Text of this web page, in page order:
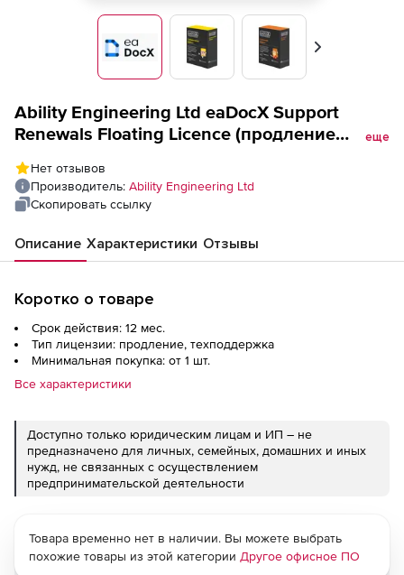
Вперед
Ability Engineering Ltd eaDocX Support
Renewals Floating Licence (продление
renewals (12 месяцев техподдержки)
еще
Нет отзывов
Производитель: Ability Engineering Ltd
Скопировать ссылку
Описание Характеристики Отзывы
Коротко о товаре
Срок действия: 12 мес.
Тип лицензии: продление, техподдержка
Минимальная покупка: от 1 шт.
Все характеристики
Доступно только юридическим лицам и ИП – не
предназначено для личных, семейных, домашних и иных
нужд, не связанных с осуществлением
предпринимательской деятельности
Товара временно нет в наличии. Вы можете выбрать
похожие товары из этой категории Другое офисное ПО